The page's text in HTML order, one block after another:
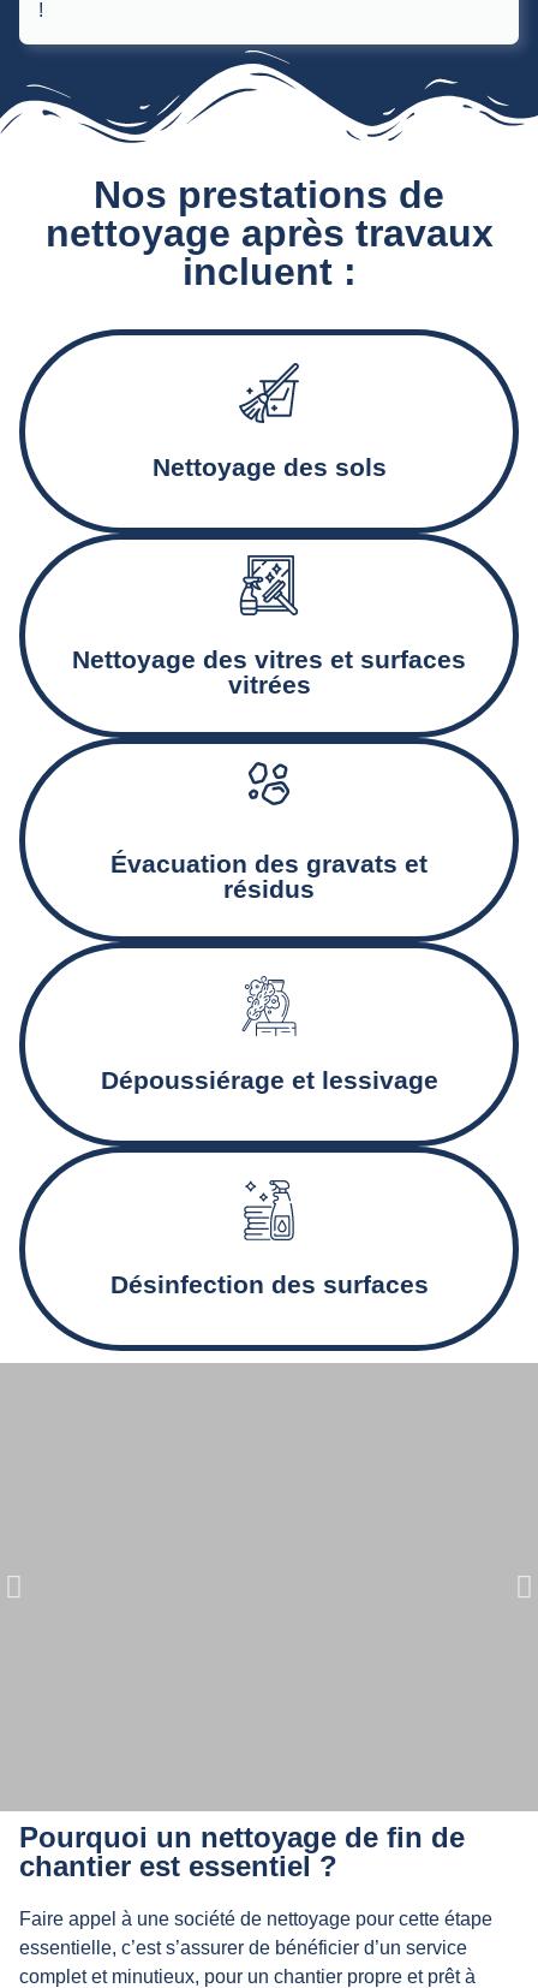
!
Nos prestations de
nettoyage après travaux
incluent :
Nettoyage des sols
Aspiration et décapage des sols, traitement des résidus et
Nettoyage des vitres et surfaces
vitrées
Évacuation des gravats et
résidus
issus du chantier.
Dépoussiérage et lessivage
Nettoyage des murs, plinthes, et autres surfaces pour
Désinfection des surfaces
Désinfection des sanitaires et nettoyage en profondeur
Notre entreprise intervient pour
différents types de chantiers, pour
les particuliers et les professionnels.
Pourquoi un nettoyage de fin de
chantier est essentiel ?
Faire appel à une société de nettoyage pour cette étape
essentielle, c’est s’assurer de bénéficier d’un service
complet et minutieux, pour un chantier propre et prêt à